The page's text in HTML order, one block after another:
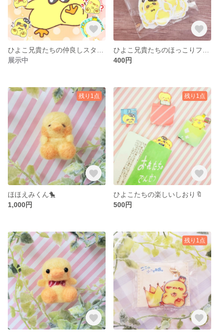
展示中
400円
残り1点
ほほえみくん🐤
1,000円
残り1点
ひよこたちの楽しいしおり🔖
500円
残り1点